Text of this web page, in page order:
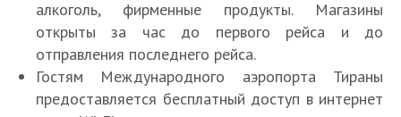
алкоголь, фирменные продукты. Магазины
открыты за час до первого рейса и до
отправления последнего рейса.
Гостям Международного аэропорта Тираны
предоставляется бесплатный доступ в интернет